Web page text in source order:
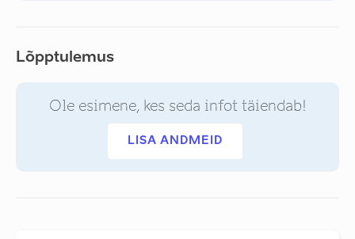
Lõpptulemus
Ole esimene, kes seda infot täiendab!
LISA ANDMEID